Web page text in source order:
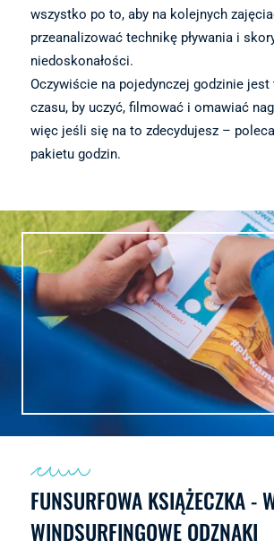
wszystko po to, aby na kolejnych
przeanalizować technikę pływania i
niedoskonałości.
Oczywiście na pojedynczej godzinie jest
czasu, by uczyć, filmować i omawiać
więc jeśli się na to zdecydujesz –
pakietu godzin.
FUNSURFOWA KSIĄŻECZKA -
WINDSURFINGOWE ODZNAKI